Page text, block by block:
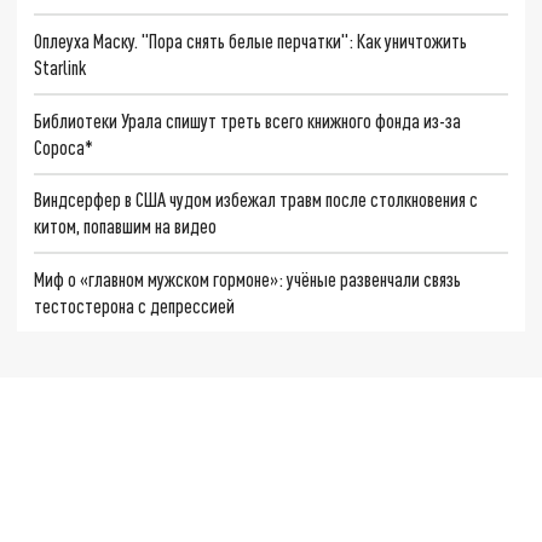
Оплеуха Маску. "Пора снять белые перчатки": Как уничтожить
Starlink
Библиотеки Урала спишут треть всего книжного фонда из-за
Сороса*
Виндсерфер в США чудом избежал травм после столкновения с
китом, попавшим на видео
Миф о «главном мужском гормоне»: учёные развенчали связь
тестостерона с депрессией